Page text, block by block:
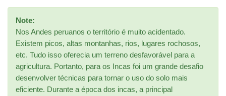
Note:
Nos Andes peruanos o território é muito acidentado.
Existem picos, altas montanhas, rios, lugares rochosos,
etc. Tudo isso oferecia um terreno desfavorável para a
agricultura. Portanto, para os Incas foi um grande desafio
desenvolver técnicas para tornar o uso do solo mais
eficiente. Durante a época dos incas, a principal